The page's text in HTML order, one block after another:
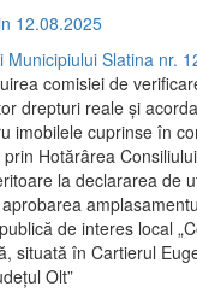
12.08.2025
Municipiului Slatina nr.
comisiei de
drepturi reale și
imobilele cuprinse în
Hotărârea
la declararea de
de interes local
situată în Cartierul
Olt”